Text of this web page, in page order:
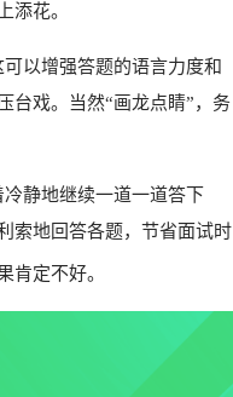
添花。
可以增强答题的语言力度和
台戏。当然“画龙点睛”，务
冷静地继续一道一道答下
索地回答各题，节省面试时
肯定不好。